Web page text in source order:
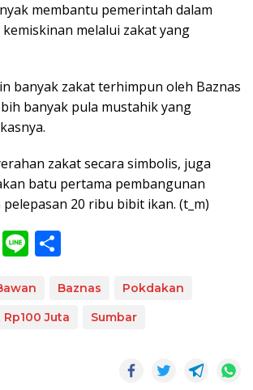
membantu pemerintah dalam
melalui zakat yang
banyak zakat terhimpun oleh Baznas
banyak pula mustahik yang
zakat secara simbolis, juga
batu pertama pembangunan
20 ribu bibit ikan. (t_m)
W Li
e ar
e
Baznas
Pokdakan
Juta
Sumbar